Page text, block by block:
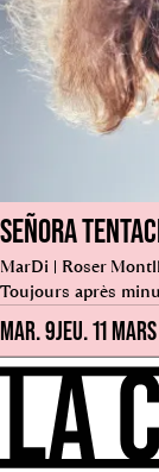
SEÑORA
MarDi | Roser
Toujours après
MAR. 9JEU. 11